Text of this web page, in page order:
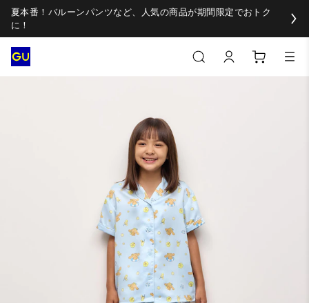
夏本番！バルーンパンツなど、人気の商品が期間限定でおトク
に！